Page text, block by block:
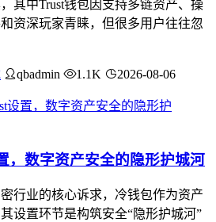
其中Trust钱包因支持多链资产、操
资深玩家青睐，但很多用户往往忽
qbadmin 1.1K 2026-08-06
，数字资产安全的隐形护城河
行业的核心诉求，冷钱包作为资产
设置环节是构筑安全“隐形护城河”